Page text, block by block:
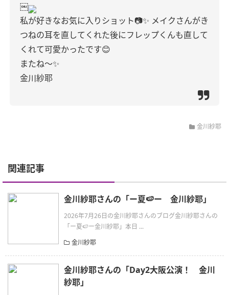
￼
私が好きなお気に入りショット📷✨ メイクさんがき
つねの耳を直してくれた後にフレップくんも直して
くれて可愛かったです😊
またね〜✨
金川紗耶
金川紗耶
関連記事
金川紗耶さんの「ー夏🍉ー 金川紗耶」
2026年7月26日の金川紗耶さんのブログ金川紗耶さんの
「ー夏🍉ー金川紗耶」本日 ...
金川紗耶
金川紗耶さんの「Day2大阪公演！ 金川
紗耶」